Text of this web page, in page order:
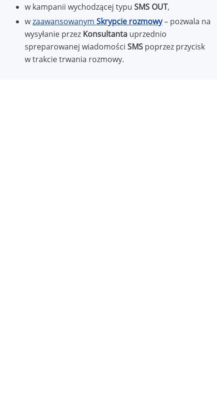
w kampanii wychodzącej typuSMS OUT,
wzaawansowanymSkrypcie rozmowy– pozwala na
wysyłanie przez Konsultanta uprzednio
spreparowanej wiadomościSMS poprzez przycisk
w trakcie trwania rozmowy.